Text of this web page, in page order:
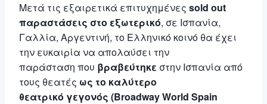
Μετά τις εξαιρετικά επιτυχημένες sold out
παραστάσεις στο εξωτερικό, σε Ισπανία,
Γαλλία, Αργεντινή, το Ελληνικό κοινό θα έχει
την ευκαιρία να απολαύσει την
παράσταση που βραβεύτηκε στην Ισπανία από
τους θεατές ως το καλύτερο
θεατρικό γεγονός (Broadway World Spain